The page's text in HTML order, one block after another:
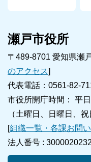
瀬戸市役所
〒489-8701 愛知県瀬
のアクセス]
代表電話：0561-82-
市役所開庁時間： 平
（土曜日、日曜日、
[組織一覧・各課お問
法人番号 :